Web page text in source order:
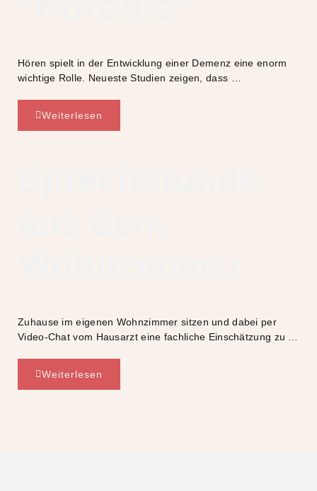
Hören spielt in der Entwicklung einer Demenz eine enorm
wichtige Rolle. Neueste Studien zeigen, dass …
Weiterlesen
Zuhause im eigenen Wohnzimmer sitzen und dabei per
Video-Chat vom Hausarzt eine fachliche Einschätzung zu …
Weiterlesen